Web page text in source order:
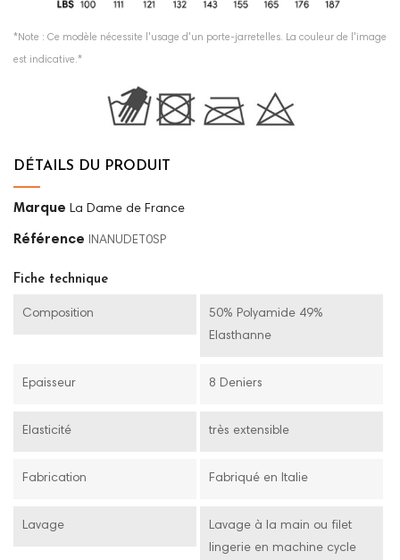
*Note : Ce modèle nécessite l'usage d'un porte-jarretelles. La couleur de l'image
est indicative.*
DÉTAILS DU PRODUIT
Marque La Dame de France
Référence INANUDET0SP
Fiche technique
Composition
50% Polyamide 49%
Elasthanne
Epaisseur 8 Deniers
Elasticité très extensible
Fabrication Fabriqué en Italie
Lavage
Lavage à la main ou filet
lingerie en machine cycle